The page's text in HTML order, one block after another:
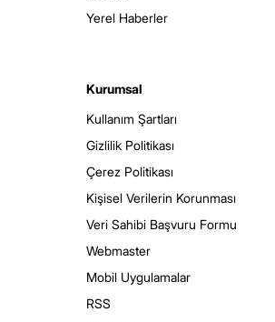
Yerel Haberler
Kurumsal
Kullanım Şartları
Gizlilik Politikası
Çerez Politikası
Kişisel Verilerin Korunması
Veri Sahibi Başvuru Formu
Webmaster
Mobil Uygulamalar
RSS